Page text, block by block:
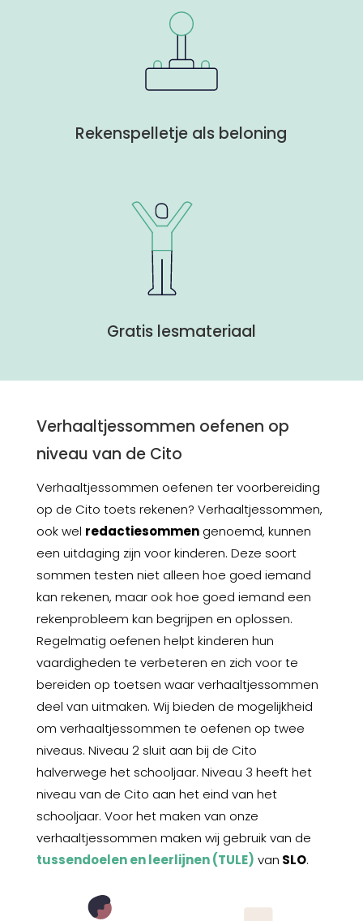
Rekenspelletje als beloning
Gratis lesmateriaal
Verhaaltjessommen oefenen op
niveau van de Cito
Verhaaltjessommen oefenen ter voorbereiding
op de Cito toets rekenen? Verhaaltjessommen,
ook wel redactiesommengenoemd, kunnen
een uitdaging zijn voor kinderen. Deze soort
sommen testen niet alleen hoe goed iemand
kan rekenen, maar ook hoe goed iemand een
rekenprobleem kan begrijpen en oplossen.
Regelmatig oefenen helpt kinderen hun
vaardigheden te verbeteren en zich voor te
bereiden op toetsen waar verhaaltjessommen
deel van uitmaken. Wij bieden de mogelijkheid
om verhaaltjessommen te oefenen op twee
niveaus. Niveau 2 sluit aan bij de Cito
halverwege het schooljaar. Niveau 3 heeft het
niveau van de Cito aan het eind van het
schooljaar. Voor het maken van onze
verhaaltjessommen maken wij gebruik van de
tussendoelen en leerlijnen (TULE) van SLO.